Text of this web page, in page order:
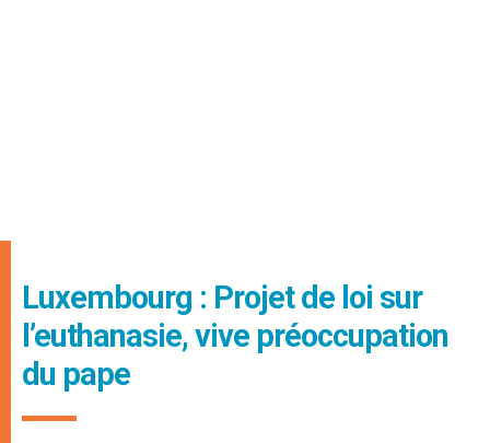
Luxembourg : Projet de loi sur
l’euthanasie, vive préoccupation
du pape